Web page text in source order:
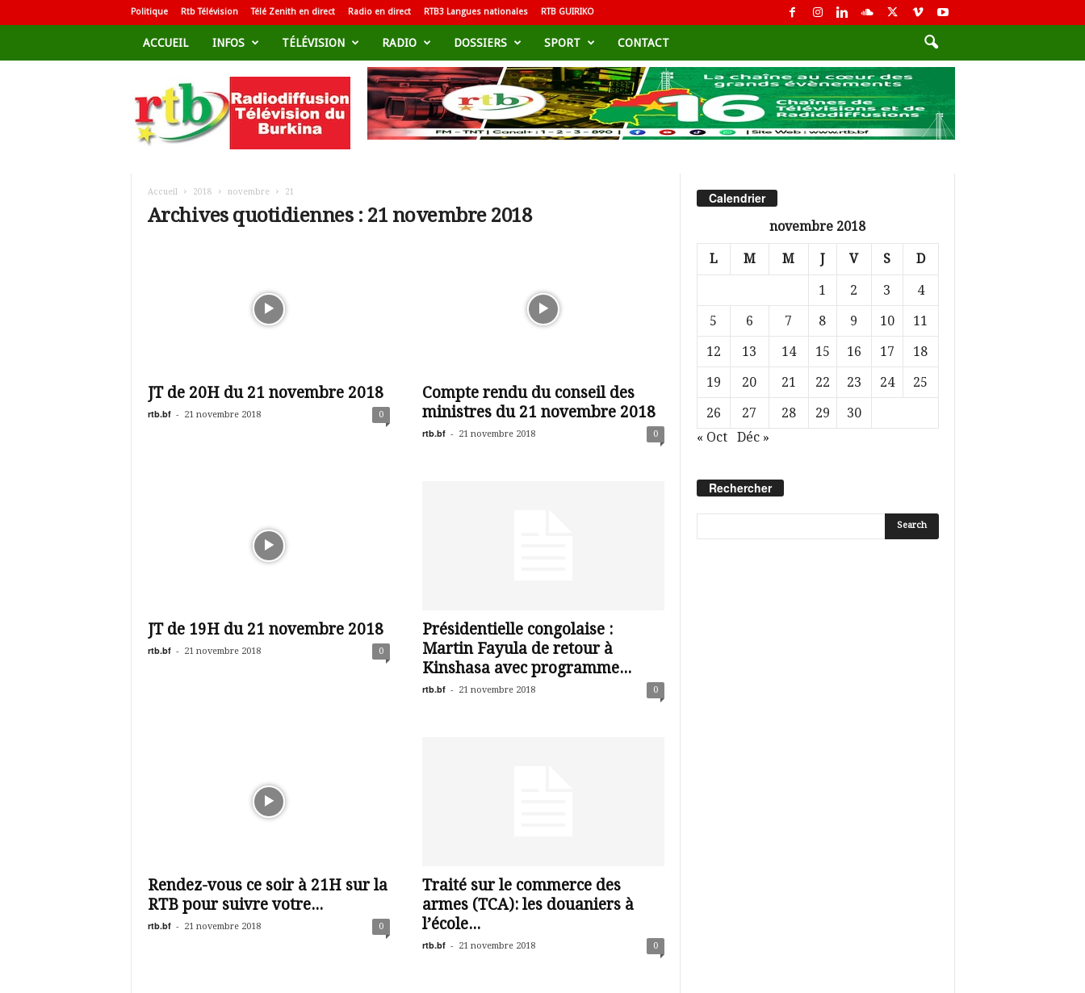
Politique Rtb Télévision Télé Zenith en direct Radio en direct RTB3 Langues nationales RTB GUIRIKO
ACCUEIL INFOS TÉLÉVISION RADIO DOSSIERS SPORT CONTACT
d
i
Accueil 2018 novembre 21
Archives quotidiennes : 21 novembre 2018
JT de 20H du 21 novembre 2018
rtb.bf - 21 novembre 2018 0
Compte rendu du conseil des
ministres du 21 novembre 2018
rtb.bf - 21 novembre 2018 0
JT de 19H du 21 novembre 2018
rtb.bf - 21 novembre 2018 0
Présidentielle congolaise :
Martin Fayula de retour à
Kinshasa avec programme...
rtb.bf - 21 novembre 2018 0
Rendez-vous ce soir à 21H sur la
RTB pour suivre votre...
rtb.bf - 21 novembre 2018 0
Traité sur le commerce des
armes (TCA): les douaniers à
l’école...
rtb.bf - 21 novembre 2018 0
Calendrier
novembre 2018
L M M J V S D
1 2 3
4
5
6 7 8 9 10
11
12
13 14 15 16 17
18
19
20 21 22 23 24
25
26
27 28 29
30
« Oct
Déc »
Rechercher